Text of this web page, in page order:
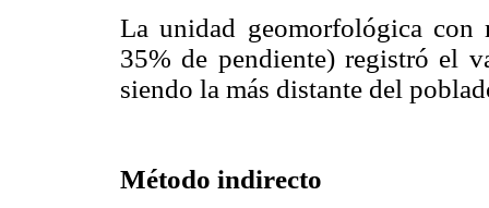
La unidad geomorfológica
35% de pendiente) registró el
siendo la más distante del
Método indirecto